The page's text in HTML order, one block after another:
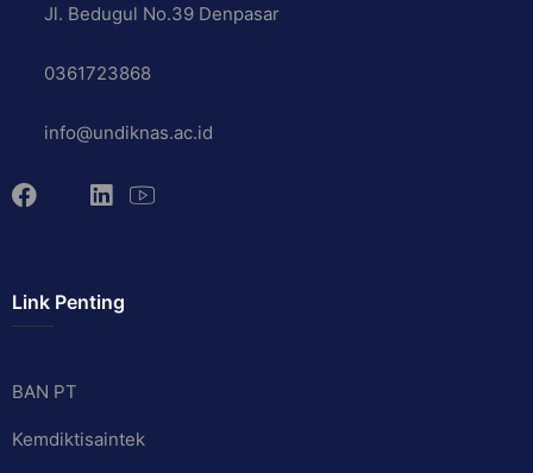
Jl. Bedugul No.39 Denpasar
0361723868
info@undiknas.ac.id
Link Penting
BAN PT
Kemdiktisaintek